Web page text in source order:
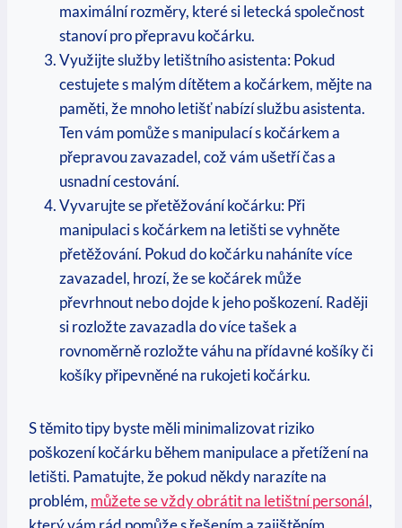
maximální rozměry, které si letecká společnost
stanoví pro přepravu kočárku.
Využijte služby letištního asistenta: Pokud
cestujete s malým dítětem a kočárkem, mějte na
paměti, že mnoho letišť nabízí službu asistenta.
Ten vám pomůže s manipulací s kočárkem a
přepravou zavazadel, což vám ušetří čas a
usnadní cestování.
Vyvarujte se přetěžování kočárku: Při
manipulaci s kočárkem na letišti se vyhněte
přetěžování. Pokud do kočárku naháníte více
zavazadel, hrozí, že se kočárek může
převrhnout nebo dojde k jeho poškození. Raději
si rozložte zavazadla do více tašek a
rovnoměrně rozložte váhu na přídavné košíky či
košíky připevněné na rukojeti kočárku.
S těmito tipy byste měli minimalizovat riziko
poškození kočárku během manipulace a přetížení na
letišti. Pamatujte, že pokud někdy narazíte na
problém, můžete se vždy obrátit na letištní personál,